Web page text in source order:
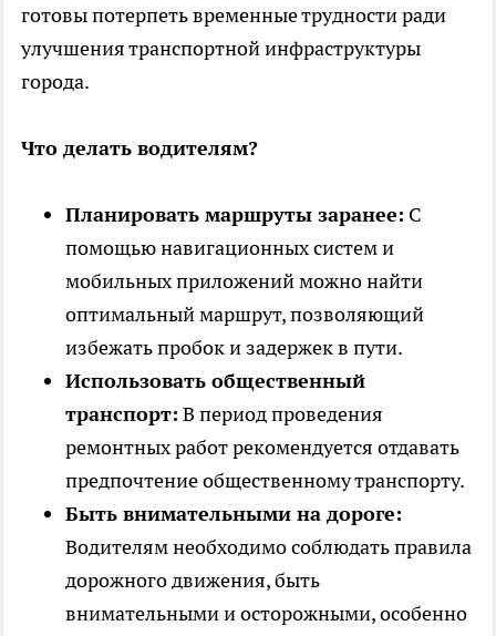
готовы потерпеть временные трудности ради
улучшения транспортной инфраструктуры
города.
Что делать водителям?
Планировать маршруты заранее: С
помощью навигационных систем и
мобильных приложений можно найти
оптимальный маршрут, позволяющий
избежать пробок и задержек в пути.
Использовать общественный
транспорт: В период проведения
ремонтных работ рекомендуется отдавать
предпочтение общественному транспорту.
Быть внимательными на дороге:
Водителям необходимо соблюдать правила
дорожного движения, быть
внимательными и осторожными, особенно